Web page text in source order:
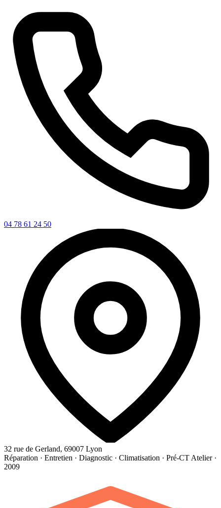
04 78 61 24 50
32 rue de Gerland, 69007 Lyon
Réparation · Entretien · Diagnostic · Climatisation · Pré-CT Atelier ·
2009